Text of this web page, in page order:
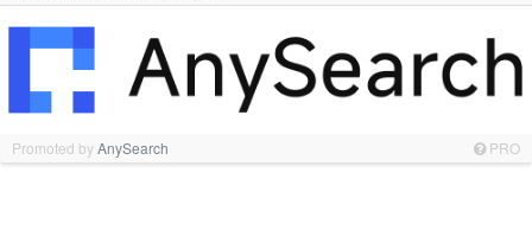
Promoted byAnySearch PRO